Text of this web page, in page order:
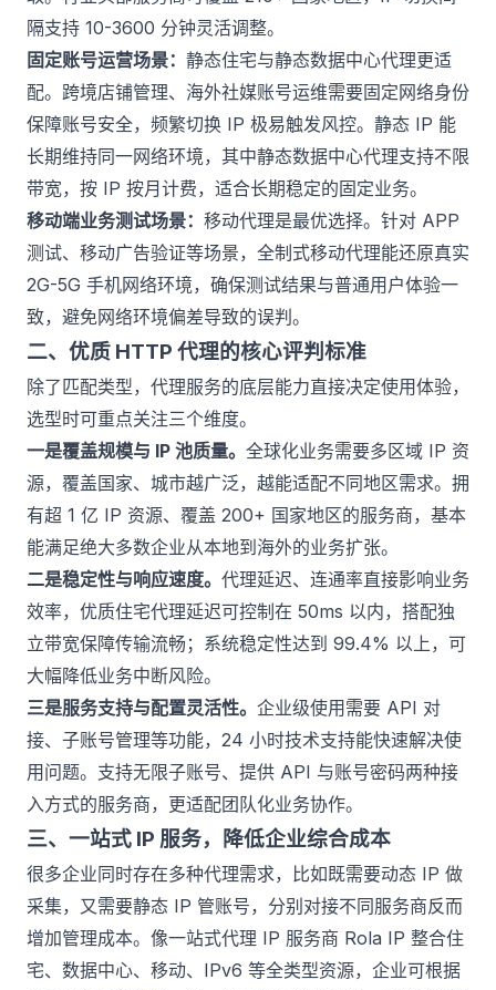
隔支持 10-3600 分钟灵活调整。
固定账号运营场景： 静态住宅与静态数据中心代理更适
配。跨境店铺管理、海外社媒账号运维需要固定网络身份
保障账号安全，频繁切换 IP 极易触发风控。静态 IP 能
长期维持同一网络环境，其中静态数据中心代理支持不限
带宽，按 IP 按月计费，适合长期稳定的固定业务。
移动端业务测试场景： 移动代理是最优选择。针对 APP
测试、移动广告验证等场景，全制式移动代理能还原真实
2G-5G 手机网络环境，确保测试结果与普通用户体验一
致，避免网络环境偏差导致的误判。
二、优质 HTTP 代理的核心评判标准
除了匹配类型，代理服务的底层能力直接决定使用体验，
选型时可重点关注三个维度。
一是覆盖规模与 IP 池质量。 全球化业务需要多区域 IP 资
源，覆盖国家、城市越广泛，越能适配不同地区需求。拥
有超 1 亿 IP 资源、覆盖 200+ 国家地区的服务商，基本
能满足绝大多数企业从本地到海外的业务扩张。
二是稳定性与响应速度。 代理延迟、连通率直接影响业务
效率，优质住宅代理延迟可控制在 50ms 以内，搭配独
立带宽保障传输流畅；系统稳定性达到 99.4% 以上，可
大幅降低业务中断风险。
三是服务支持与配置灵活性。 企业级使用需要 API 对
接、子账号管理等功能，24 小时技术支持能快速解决使
用问题。支持无限子账号、提供 API 与账号密码两种接
入方式的服务商，更适配团队化业务协作。
三、一站式 IP 服务，降低企业综合成本
很多企业同时存在多种代理需求，比如既需要动态 IP 做
采集，又需要静态 IP 管账号，分别对接不同服务商反而
增加管理成本。像一站式代理 IP 服务商 Rola IP 整合住
宅、数据中心、移动、IPv6 等全类型资源，企业可根据